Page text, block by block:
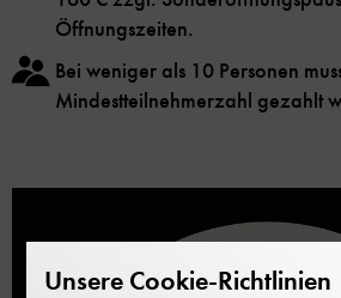
Öffnungszeiten.
Bei weniger als 10 Personen
Mindestteilnehmerzahl gezahlt
Unsere Cookie-Richtlinien